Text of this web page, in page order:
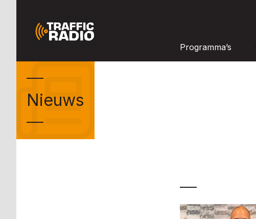
Programma’s
Nieuws